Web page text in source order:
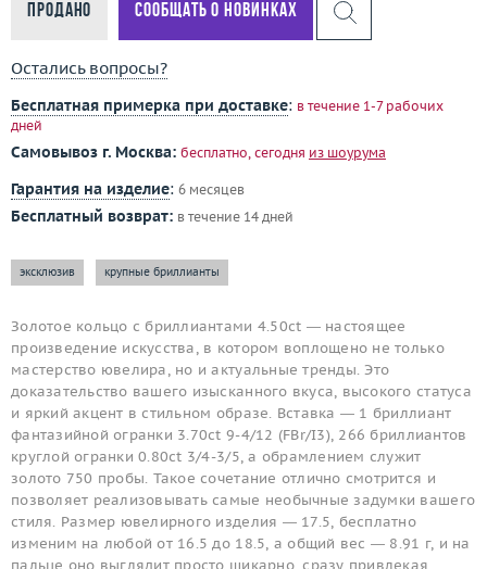
Продано Сообщать о новинках
Остались вопросы?
Бесплатная примерка при доставке: в течение 1-7 рабочих
дней
Самовывоз г. Москва: бесплатно, сегодня из шоурума
Гарантия на изделие: 6 месяцев
Бесплатный возврат: в течение 14 дней
эксклюзив крупные бриллианты
Золотое кольцо с бриллиантами 4.50ct — настоящее
произведение искусства, в котором воплощено не только
мастерство ювелира, но и актуальные тренды. Это
доказательство вашего изысканного вкуса, высокого статуса
и яркий акцент в стильном образе. Вставка — 1 бриллиант
фантазийной огранки 3.70ct 9-4/12 (FBr/I3), 266 бриллиантов
круглой огранки 0.80ct 3/4-3/5, а обрамлением служит
золото 750 пробы. Такое сочетание отлично смотрится и
позволяет реализовывать самые необычные задумки вашего
стиля. Размер ювелирного изделия — 17.5, бесплатно
изменим на любой от 16.5 до 18.5, а общий вес — 8.91 г, и на
пальце оно выглядит просто шикарно, сразу привлекая